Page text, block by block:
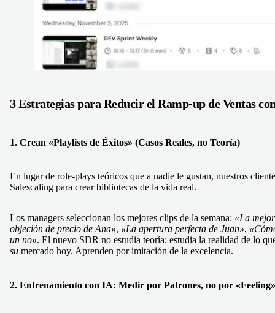
3 Estrategias para Reducir el Ramp-up de Ventas
1. Crean «Playlists de Éxitos» (Casos Reales, no Teoría)
En lugar de role-plays teóricos que a nadie le gustan, nuestros
Salescaling para crear bibliotecas de la vida real.
Los managers seleccionan los mejores clips de la semana: «La
objeción de precio de Ana», «La apertura perfecta de Juan»,
un no». El nuevo SDR no estudia teoría; estudia la realidad de lo
su mercado hoy. Aprenden por imitación de la excelencia.
2. Entrenamiento con IA: Medir por Patrones, no por «Feeling»